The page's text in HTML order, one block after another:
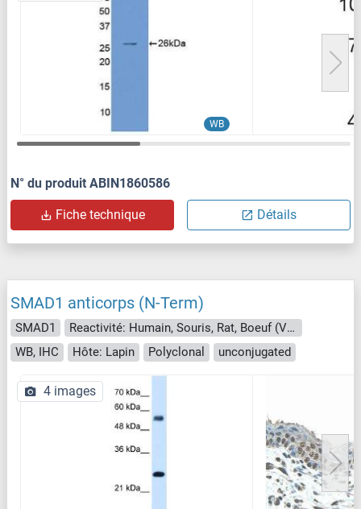
WB
N° du produit ABIN1860586
Fiche technique Détails
SMAD1 anticorps (N-Term)
SMAD1
Reactivité: Humain, Souris, Rat, Boeuf (Vache), Chien, Poisson zèbre (Danio rerio), Cheval, Cobaye, Lapin
WB, IHC
Hôte: Lapin Polyclonal unconjugated
4 images